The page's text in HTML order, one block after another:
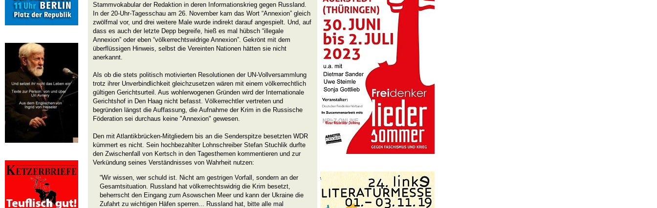
Stammvokabular der Redaktion in deren Informationskrieg gegen Russland.
In der 20-Uhr-Tagesschau am 26. November kam das Wort “Annexion” gleich
zwölfmal vor, und drei weitere Male wurde indirekt darauf angespielt. Und, auf
dass es auch der letzte Depp begreife, hieß es mal hübsch “illegale
Annexion” oder eben “völkerrechtswidrige Annexion”. Gekrönt mit dem
überflüssigen Hinweis, selbst die Vereinten Nationen hätten sie nicht
anerkannt.
Als ob die stets politisch motivierten Resolutionen der UN-Vollversammlung
trotz ihrer Unverbindlichkeit gleichzusetzen wären mit einem völkerrechtlich
gültigen Gerichtsurteil. Aus wohlerwogenen Gründen wird der Internationale
Gerichtshof in Den Haag nicht befasst. Völkerrechtler vertreten und
begründen längst die Auffassung, die Aufnahme der Krim in die Russische
Föderation sei durchaus keine "Annexion" gewesen.
Den mit Atlantikbrücken-Mitgliedern bis an die Senderspitze besetzten WDR
kümmert es nicht. Sein hochbezahlter Lohnschreiber Stefan Stuchlik durfte
den Zwischenfall von Kertsch in den Tagesthemen kommentieren und zur
Verkündung seines Verständnisses von Wahrheit nutzen:
“Wir wissen, wer schuld ist. Nicht am gestrigen Vorfall, sondern an der
Gesamtsituation. Russland hat völkerrechtswidrig die Krim besetzt,
beherrscht den Eingang zum Asowschen Meer und kann der Ukraine die
Zufahrt zu wichtigen Häfen sperren... Russland hat, bitte alle mal